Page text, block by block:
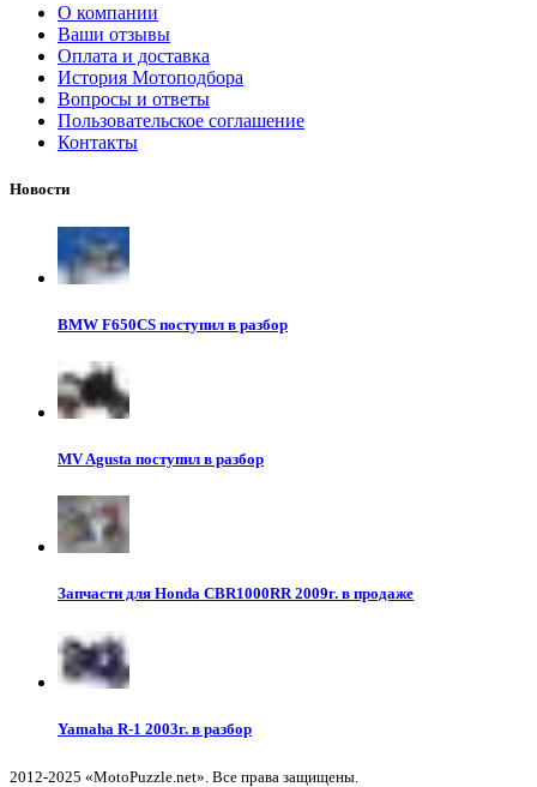
О компании
Ваши отзывы
Оплата и доставка
История Мотоподбора
Вопросы и ответы
Пользовательское соглашение
Контакты
Новости
BMW F650CS поступил в разбор
MV Agusta поступил в разбор
Запчасти для Honda CBR1000RR 2009г. в продаже
Yamaha R-1 2003г. в разбор
2012-2025 «MotoPuzzle.net». Все права защищены.